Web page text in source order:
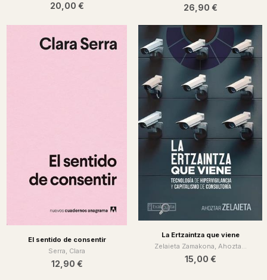
20,00 € 26,90 €
El sentido de consentir
Serra, Clara
12,90 €
La Ertzaintza que viene
Zelaieta Zamakona, Ahozta...
15,00 €